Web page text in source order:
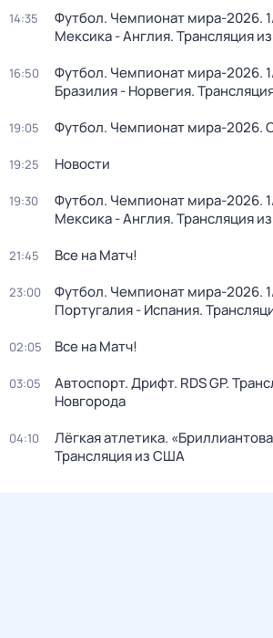
14:35
Футбол. Чемпионат мира-2026.
Мексика - Англия. Трансляция
16:50
Футбол. Чемпионат мира-2026.
Бразилия - Норвегия.
19:05 Футбол. Чемпионат мира-2026.
19:25 Новости
19:30
Футбол. Чемпионат мира-2026.
Мексика - Англия. Трансляция
21:45 Все на Матч!
23:00
Футбол. Чемпионат мира-2026.
Португалия - Испания.
02:05 Все на Матч!
03:05
Автоспорт. Дрифт. RDS GP.
Новгорода
04:10
Лёгкая атлетика.
Трансляция из США